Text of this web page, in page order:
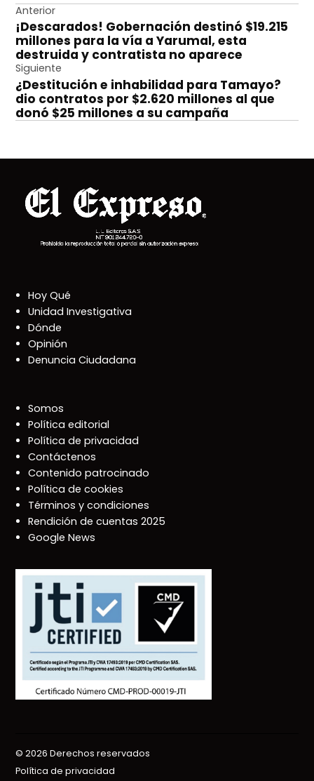
Navegación
de
entradas
Anterior
¡Descarados! Gobernación destinó $19.215
millones para la vía a Yarumal, esta
destruida y contratista no aparece
Siguiente
¿Destitución e inhabilidad para Tamayo?
dio contratos por $2.620 millones al que
donó $25 millones a su campaña
Hoy Qué
Unidad Investigativa
Dónde
Opinión
Denuncia Ciudadana
Somos
Política editorial
Política de privacidad
Contáctenos
Contenido patrocinado
Política de cookies
Términos y condiciones
Rendición de cuentas 2025
Google News
© 2026 Derechos reservados
Política de privacidad